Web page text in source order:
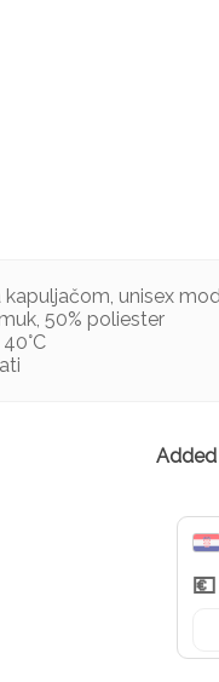
kapuljačom, unisex
50% poliester